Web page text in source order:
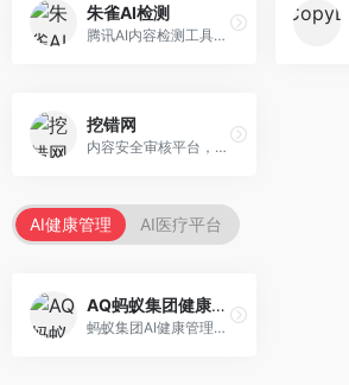
朱雀AI检测
腾讯AI内容检测工具，专注于中文内容识别。面向中文用户，提供AI内容检测、文本分析、报告生成等服务，中文检测专业。
挖错网
内容安全审核平台，专注于违规内容检测。面向企业和平台，提供内容审核、敏感词检测、风险预警等服务，安全审核专业。
AI健康管理 AI医疗平台
AQ蚂蚁集团健康管家
蚂蚁集团AI健康管理服务，专注于个人健康监测。面向个人用户，提供健康评估、慢病管理、健康建议等服务，健康管理便捷。